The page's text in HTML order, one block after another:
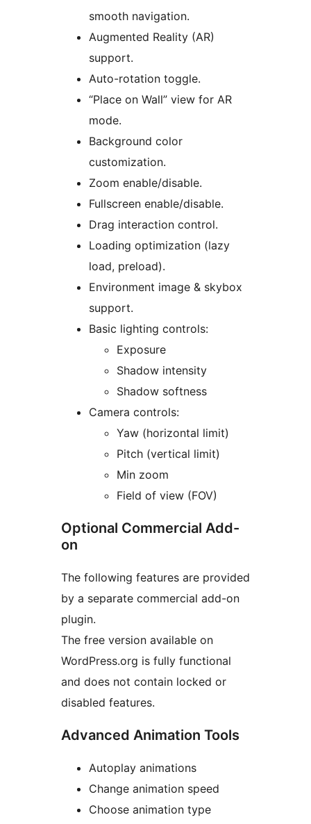
smooth navigation.
Augmented Reality (AR)
support.
Auto-rotation toggle.
“Place on Wall” view for AR
mode.
Background color
customization.
Zoom enable/disable.
Fullscreen enable/disable.
Drag interaction control.
Loading optimization (lazy
load, preload).
Environment image & skybox
support.
Basic lighting controls:
Exposure
Shadow intensity
Shadow softness
Camera controls:
Yaw (horizontal limit)
Pitch (vertical limit)
Min zoom
Field of view (FOV)
Optional Commercial Add-
on
The following features are provided
by a separate commercial add-on
plugin.
The free version available on
WordPress.org is fully functional
and does not contain locked or
disabled features.
Advanced Animation Tools
Autoplay animations
Change animation speed
Choose animation type